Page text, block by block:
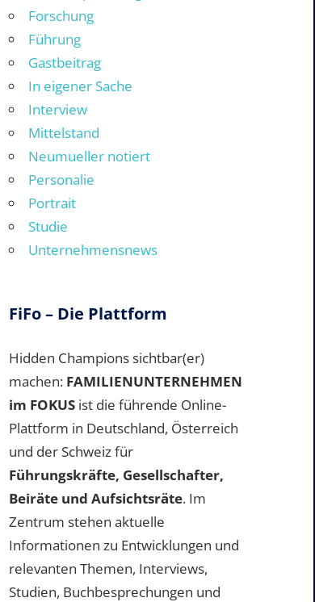
Forschung
Führung
Gastbeitrag
In eigener Sache
Interview
Mittelstand
Neumueller notiert
Personalie
Portrait
Studie
Unternehmensnews
FiFo – Die Plattform
Hidden Champions sichtbar(er)
machen: FAMILIENUNTERNEHMEN
im FOKUS ist die führende Online-
Plattform in Deutschland, Österreich
und der Schweiz für
Führungskräfte, Gesellschafter,
Beiräte und Aufsichtsräte. Im
Zentrum stehen aktuelle
Informationen zu Entwicklungen und
relevanten Themen, Interviews,
Studien, Buchbesprechungen und